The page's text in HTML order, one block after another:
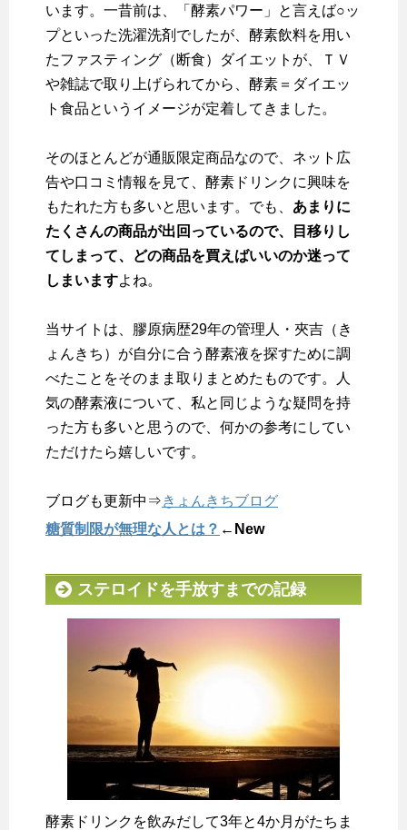
います。一昔前は、「酵素パワー」と言えば○ッ
プといった洗濯洗剤でしたが、酵素飲料を用い
たファスティング（断食）ダイエットが、ＴＶ
や雑誌で取り上げられてから、酵素＝ダイエッ
ト食品というイメージが定着してきました。
そのほとんどが通販限定商品なので、ネット広
告や口コミ情報を見て、酵素ドリンクに興味を
もたれた方も多いと思います。でも、 あまりに
たくさんの商品が出回っているので、目移りし
てしまって、どの商品を買えばいいのか迷って
しまいますよね。
当サイトは、膠原病歴29年の管理人・夾吉（き
ょんきち）が自分に合う酵素液を探すために調
べたことをそのまま取りまとめたものです。人
気の酵素液について、私と同じような疑問を持
った方も多いと思うので、何かの参考にしてい
ただけたら嬉しいです。
ブログも更新中⇒きょんきちブログ
糖質制限が無理な人とは？ ←New
ステロイドを手放すまでの記録
酵素ドリンクを飲みだして3年と4か月がたちま